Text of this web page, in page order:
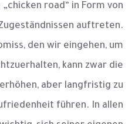
road“ in Form von
auftreten.
den wir eingehen, um
kann zwar die
aber langfristig zu
führen. In allen